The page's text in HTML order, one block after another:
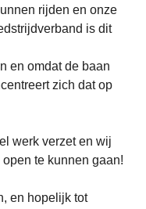
rijden en onze
is dit
en omdat de baan
zich dat op
werk verzet en wij
te kunnen gaan!
en hopelijk tot